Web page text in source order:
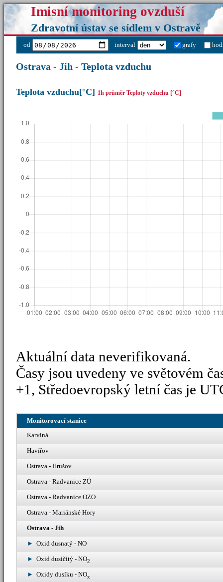
Imisní monitoring ovzduší
Zdravotní ústav se sídlem v Ostravě
Monitorovací stanice
Karviná
Havířov
Ostrava - Hrušov
Ostrava - Radvanice ZÚ
Ostrava - Radvanice OZO
Ostrava - Mariánské Hory
Ostrava - Jih
Oxid dusnatý - NO
Oxid dusičitý - NO2
Oxidy dusíku - NOx
od interval grafy
Ostrava - Jih - Teplota vzduchu
Teplota vzduchu[°C] 1h průměr Teploty vzduchu [°C]
Aktuální data neverifikovaná.
Časy jsou uvedeny ve světovém
+1, Středoevropský letní čas je